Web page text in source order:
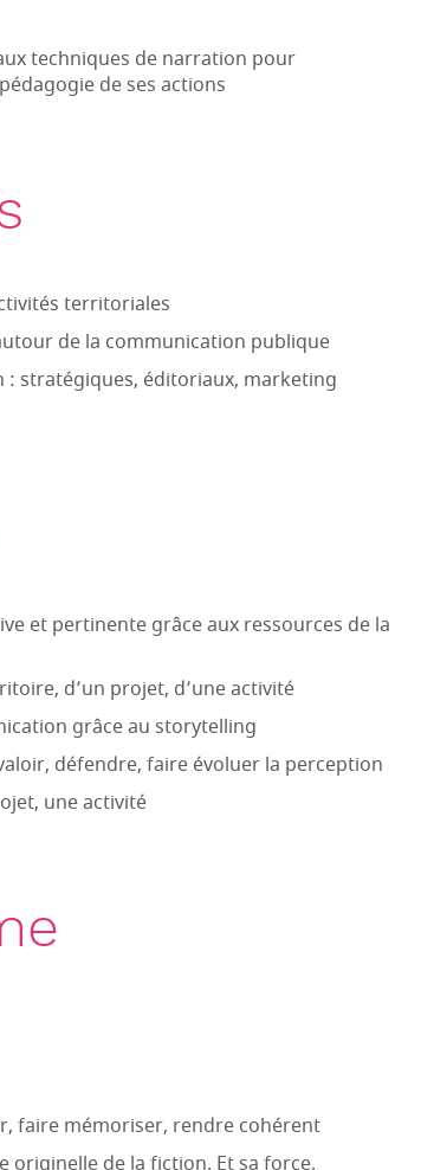
techniques de narration pour
de ses actions
territoriales
de la communication publique
stratégiques, éditoriaux, marketing
et pertinente grâce aux ressources de la
d’un projet, d’une activité
grâce au storytelling
défendre, faire évoluer la perception
une activité
faire mémoriser, rendre cohérent
originelle de la fiction. Et sa force.